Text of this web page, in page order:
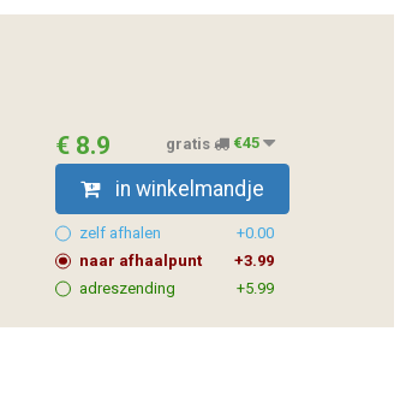
€ 8.9 gratis €45
in winkelmandje
zelf afhalen
+0.00
naar afhaalpunt
+3.99
adreszending
+5.99